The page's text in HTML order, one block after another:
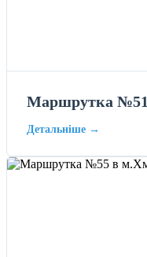
Маршрутка №51
Детальніше →